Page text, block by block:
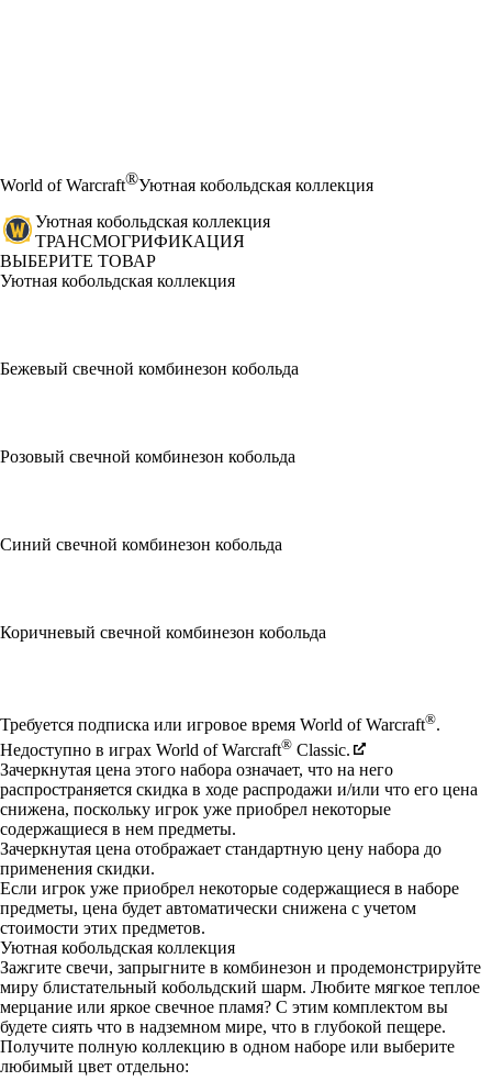
World of Warcraft®Уютная кобольдская коллекция
Уютная кобольдская коллекция
ТРАНСМОГРИФИКАЦИЯ
ВЫБЕРИТЕ ТОВАР
Уютная кобольдская коллекция
Бежевый свечной комбинезон кобольда
Розовый свечной комбинезон кобольда
Синий свечной комбинезон кобольда
Коричневый свечной комбинезон кобольда
Available actions
Требуется подписка или игровое время World of Warcraft®.
Недоступно в играх World of Warcraft® Classic.
Зачеркнутая цена этого набора означает, что на него
распространяется скидка в ходе распродажи и/или что его цена
снижена, поскольку игрок уже приобрел некоторые
содержащиеся в нем предметы.
Зачеркнутая цена отображает стандартную цену набора до
применения скидки.
Если игрок уже приобрел некоторые содержащиеся в наборе
предметы, цена будет автоматически снижена с учетом
стоимости этих предметов.
Уютная кобольдская коллекция
Зажгите свечи, запрыгните в комбинезон и продемонстрируйте
миру блистательный кобольдский шарм. Любите мягкое теплое
мерцание или яркое свечное пламя? С этим комплектом вы
будете сиять что в надземном мире, что в глубокой пещере.
Получите полную коллекцию в одном наборе или выберите
любимый цвет отдельно: